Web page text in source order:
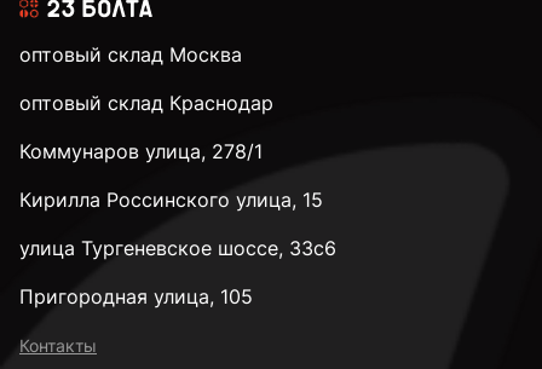
32 мм
35 мм
оптовый склад Москва
оптовый склад Краснодар
Коммунаров улица, 278/1
Кирилла Россинского улица, 15
улица Тургеневское шоссе, 33с6
Пригородная улица, 105
Контакты